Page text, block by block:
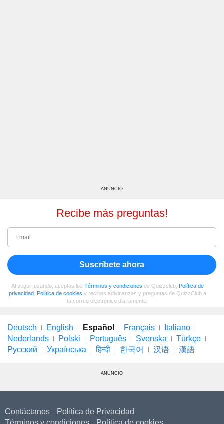
ANUNCIO
Recibe más preguntas!
Suscríbete ahora
Al seguir usando, aceptas los Términos y condiciones de Quizzclub, Política de
privacidad, Política de cookies y recibes adivinanzas y preguntas de QuizzClub a
tu correo electrónico diariamente.
Deutsch English Español Français
Italiano
Nederlands
Polski Português Svenska
Türkçe
Русский
Українська हिन्दी 한국어 汉语 漢語
ANUNCIO
Contáctanos
Política de Privacidad